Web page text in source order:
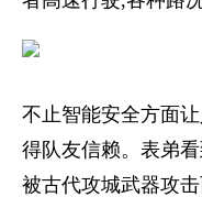
不止智能安全方面
得队友信赖。表弟
被古代攻城武器攻